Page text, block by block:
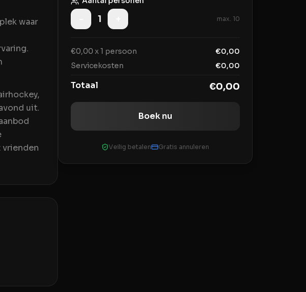
waar
uit.
1 max. 10
€0,00 x1 persoon €0,00
Servicekosten
€0,00
Totaal €0,00
Boek nu
Veilig betalen Gratis annuleren